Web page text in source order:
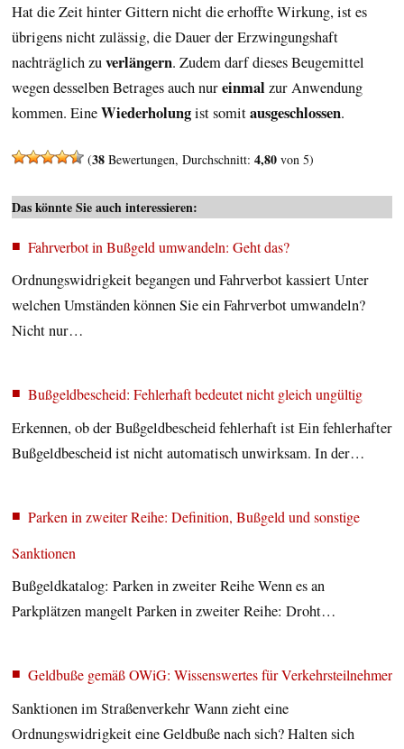
Hat die Zeit hinter Gittern nicht die erhoffte Wirkung, ist es
übrigens nicht zulässig, die Dauer der Erzwingungshaft
nachträglich zuverlängern. Zudem darf dieses Beugemittel
wegen desselben Betrages auch nureinmal zur Anwendung
kommen. EineWiederholungist somitausgeschlossen.
(38 Bewertungen, Durchschnitt: 4,80 von 5)
Das könnte Sie auch interessieren:
Fahrverbot in Bußgeld umwandeln: Geht das?
Ordnungswidrigkeit begangen und Fahrverbot kassiert Unter
welchen Umständen können Sie ein Fahrverbot umwandeln?
Nicht nur…
Bußgeld­bescheid: Fehlerhaft bedeutet nicht gleich ungültig
Erkennen, ob der Bußgeldbescheid fehlerhaft ist Ein fehlerhafter
Bußgeldbescheid ist nicht automatisch unwirksam. In der…
Parken in zweiter Reihe: Definition, Bußgeld und sonstige
Sanktionen
Bußgeldkatalog: Parken in zweiter Reihe Wenn es an
Parkplätzen mangelt Parken in zweiter Reihe: Droht…
Geldbuße gemäß OWiG: Wissenswertes für Verkehrsteilnehmer
Sanktionen im Straßenverkehr Wann zieht eine
Ordnungswidrigkeit eine Geldbuße nach sich? Halten sich